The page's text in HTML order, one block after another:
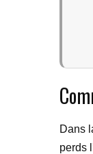
Dans
perds